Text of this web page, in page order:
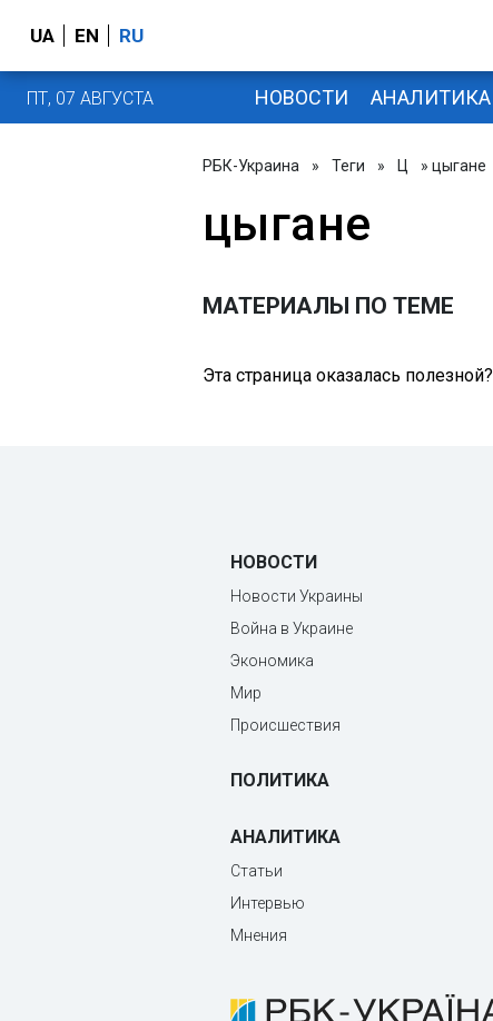
UA EN RU
ПТ, 07 АВГУСТА НОВОСТИ АНАЛИТИКА
РБК-Украина » Теги » Ц » цыгане
цыгане
МАТЕРИАЛЫ ПО ТЕМЕ
Эта страница оказалась полезной?
НОВОСТИ
Новости Украины
Война в Украине
Экономика
Мир
Происшествия
ПОЛИТИКА
АНАЛИТИКА
Статьи
Интервью
Мнения